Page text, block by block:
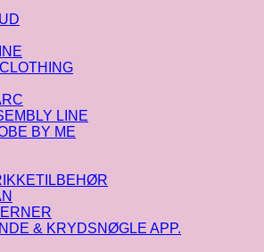
LINE
BY ME
& KRYDSNØGLE APP.